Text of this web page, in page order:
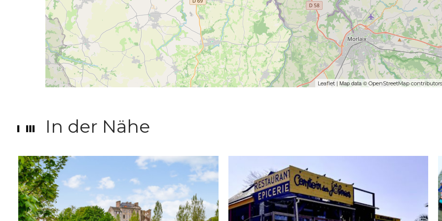
Leaflet | Map data ©OpenStreetMap
In der Nähe